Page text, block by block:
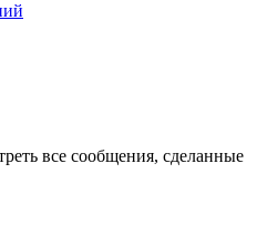
все сообщения, сделанные